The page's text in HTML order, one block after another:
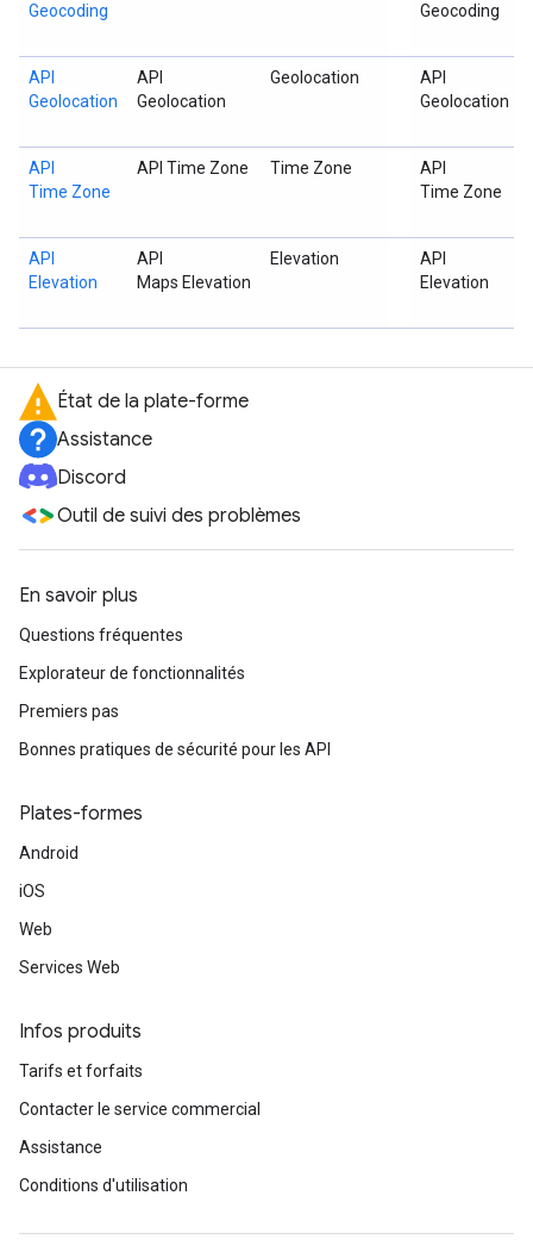
Geocoding
Geocoding
API
Geolocation
API
Geolocation
Geolocation
API
Geolocation
API
Time Zone
API Time Zone Time Zone
API
Time Zone
API
Elevation
API
Maps Elevation
Elevation
API
Elevation
État de la plate-forme
Assistance
Discord
Outil de suivi des problèmes
En savoir plus
Questions fréquentes
Explorateur de fonctionnalités
Premiers pas
Bonnes pratiques de sécurité pour les API
Plates-formes
Android
iOS
Web
Services Web
Infos produits
Tarifs et forfaits
Contacter le service commercial
Assistance
Conditions d'utilisation